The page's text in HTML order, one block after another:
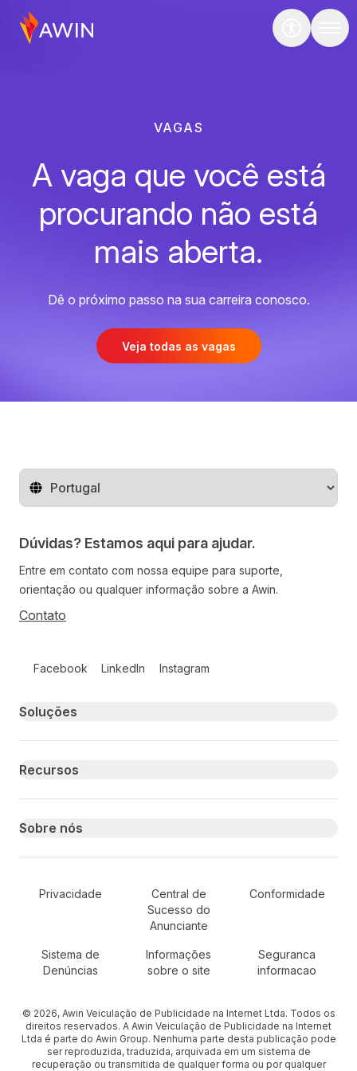
VAGAS
A vaga que você está
procurando não está
mais aberta.
Dê o próximo passo na sua carreira conosco.
Veja todas as vagas
Mude o território
Dúvidas? Estamos aqui para ajudar.
Entre em contato com nossa equipe para suporte,
orientação ou qualquer informação sobre a Awin.
Contato
Facebook LinkedIn Instagram
Primary footer navigation
Soluções
Recursos
Sobre nós
Secondary Footer Navigation
Privacidade
Central de
Sucesso do
Anunciante
Conformidade
Sistema de
Denúncias
Informações
sobre o site
Seguranca
informacao
© 2026, Awin Veiculação de Publicidade na Internet Ltda. Todos os
direitos reservados. A Awin Veiculação de Publicidade na Internet
Ltda é parte do Awin Group. Nenhuma parte desta publicação pode
ser reproduzida, traduzida, arquivada em um sistema de
recuperação ou transmitida de qualquer forma ou por qualquer